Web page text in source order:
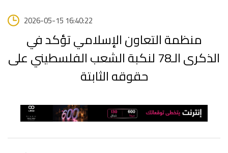
2026-05-15 16:40:22
منظمة التعاون الإسلامي تؤكد في
الذكرى الـ78 لنكبة الشعب الفلسطيني على
حقوقه الثابتة